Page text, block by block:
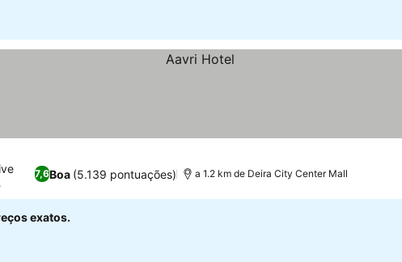
7,6Boa (5.139 pontuações) a 1.2 km de Deira City Center Mall
exatos.